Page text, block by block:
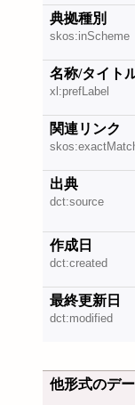
典拠種別
skos:inScheme
名称/タイト
xl:prefLabel
関連リンク
出典
dct:source
作成日
dct:created
最終更新日
dct:modified
他形式のデ